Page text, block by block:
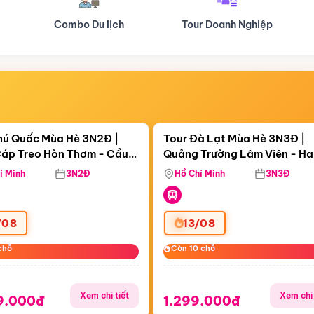
Tour Doanh Nghiệp Du lịch Hành Hương
10:24:46
Treo Hòn Thơm
Quốc Mùa Hè 3N2Đ |
Treo Hòn Thơm - Cầu
Viên Nước Aquatopia
Minh 3N2Đ
Xem chi tiết
Còn06 ngày 10:24:46
Tour Đà Lạt Mùa Hè 3N3Đ |
Quảng Trường Lâm Viên -
Hill - Puppy Farm
Hồ Chí Minh 3N3Đ
13/08
Còn 10 chỗ
Còn 10 chỗ
1.299.000đ Xem